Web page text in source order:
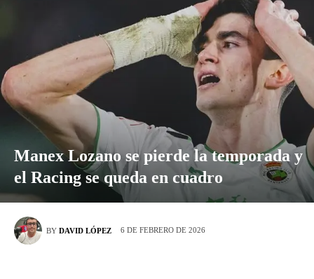
Manex Lozano se pierde la temporada y
el Racing se queda en cuadro
BY DAVID LÓPEZ 6 DE FEBRERO DE 2026